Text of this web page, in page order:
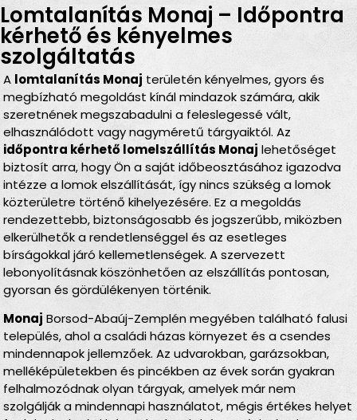
Lomtalanítás Monaj – Időpontra
kérhető és kényelmes
szolgáltatás
A lomtalanítás Monaj területén kényelmes, gyors és
megbízható megoldást kínál mindazok számára, akik
szeretnének megszabadulni a feleslegessé vált,
elhasználódott vagy nagyméretű tárgyaiktól. Az
időpontra kérhető lomelszállítás Monaj lehetőséget
biztosít arra, hogy Ön a saját időbeosztásához igazodva
intézze a lomok elszállítását, így nincs szükség a lomok
közterületre történő kihelyezésére. Ez a megoldás
rendezettebb, biztonságosabb és jogszerűbb, miközben
elkerülhetők a rendetlenséggel és az esetleges
bírságokkal járó kellemetlenségek. A szervezett
lebonyolításnak köszönhetően az elszállítás pontosan,
gyorsan és gördülékenyen történik.
Monaj Borsod-Abaúj-Zemplén megyében található falusi
település, ahol a családi házas környezet és a csendes
mindennapok jellemzőek. Az udvarokban, garázsokban,
melléképületekben és pincékben az évek során gyakran
felhalmozódnak olyan tárgyak, amelyek már nem
szolgálják a mindennapi használatot, mégis értékes helyet